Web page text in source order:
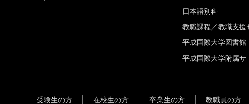
日本語別科
教職課程／教職支援
平成国際大学図書館
平成国際大学附属サ
受験生の方 在校生の方 卒業生の方 教職員の方